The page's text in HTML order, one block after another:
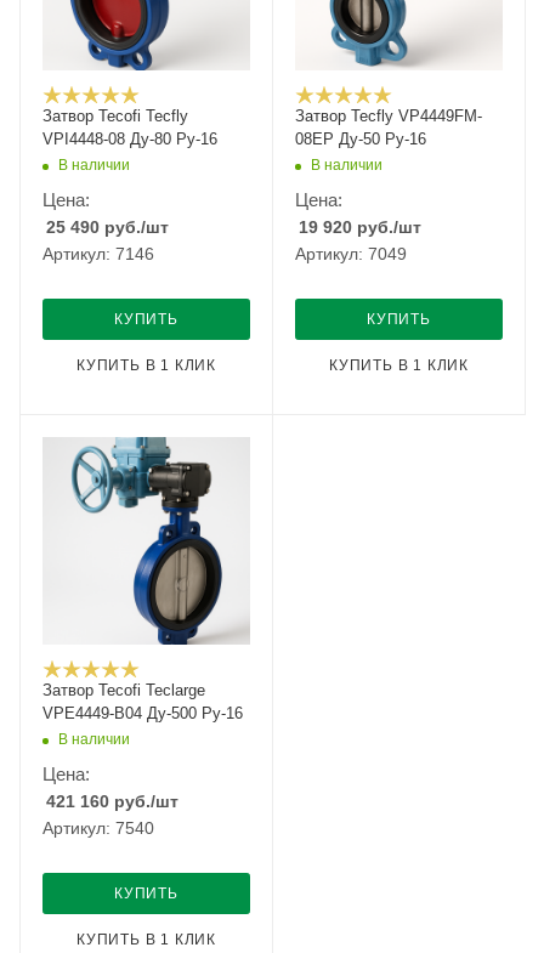
Затвор Tecofi Tecfly
VPI4448-08 Ду-80 Ру-16
В наличии
Цена:
25 490 руб./шт
Артикул: 7146
КУПИТЬ
КУПИТЬ В 1 КЛИК
Затвор Tecfly VP4449FM-
08EP Ду-50 Ру-16
В наличии
Цена:
19 920 руб./шт
Артикул: 7049
КУПИТЬ
КУПИТЬ В 1 КЛИК
Затвор Tecofi Teclarge
VPE4449-B04 Ду-500 Ру-16
В наличии
Цена:
421 160 руб./шт
Артикул: 7540
КУПИТЬ
КУПИТЬ В 1 КЛИК